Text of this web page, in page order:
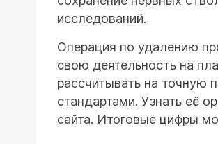
исследований.
Операция по удалению
свою деятельность на
рассчитывать на точную
стандартами. Узнать её
сайта. Итоговые цифры